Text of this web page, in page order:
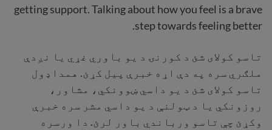
getting support. Talking about how you feel is a brave
step towards feeling better.
تاسو کولای شئ د کورنۍ د يو باوري غړي یا نږدې
ملګري سره په دې اړه خبرې پیل کړئ. همداډول
تاسو کولای شئ د یو داسي ښوونکي، مشاور،
روزونکي یا د ټولنې د يو داسي مشر سره خبرې
وکړئ چې تاسو ورباندي باور لرئ. دا ورسره